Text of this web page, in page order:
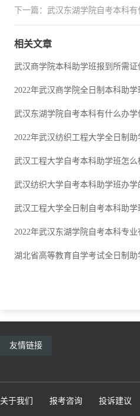
下一篇：武汉东湖学院自考本科
相关文章
武汉商学院本科助学班报到所需证
2022年武汉商学院全日制本科助学
武汉东湖学院自考本科有什么办
2022年武汉纺织工程大学全日制
武汉工程大学自考本科助学班怎么
武汉纺织大学自考本科助学班办学
武汉工程大学全日制自考本科助学
2022年武汉东湖学院自考本科专业
湖北省高等教育自学考试全日制助
友情链接
关于我们 报考咨询 投诉建议